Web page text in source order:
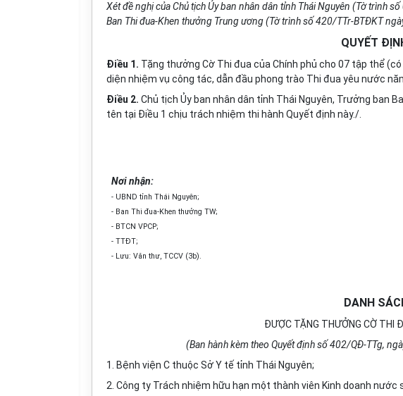
Xét đề nghị của Chủ tịch Ủy ban nhân dân tỉnh Thái Nguyên (Tờ trình
Ban Thi đua-Khen thưởng Trung ương (Tờ trình số 420/TTr-BTĐKT
QUYẾT
Điều 1. Tặng thưởng Cờ Thi đua của Chính phủ cho 07 tập thể
diện nhiệm vụ công tác, dẫn đầu phong trào Thi đua yêu nước
Điều 2. Chủ tịch Ủy ban nhân dân tỉnh Thái Nguyên, Trưởng ban
tên tại Điều 1 chịu trách nhiệm thi hành Quyết định này./.
Nơi nhận:
- UBND tỉnh Thái Nguyên;
- Ban Thi đua-Khen thưởng TW;
- BTCN VPCP;
- TTĐT;
- Lưu: Văn thư, TCCV (3b).
DANH
ĐƯỢC TẶNG THƯỞNG CỜ THI
(Ban hành kèm theo Quyết định số 402/QĐ-TTg,
1. Bệnh viện C thuộc Sở Y tế tỉnh Thái Nguyên;
2. Công ty Trách nhiệm hữu hạn một thành viên Kinh doanh nước